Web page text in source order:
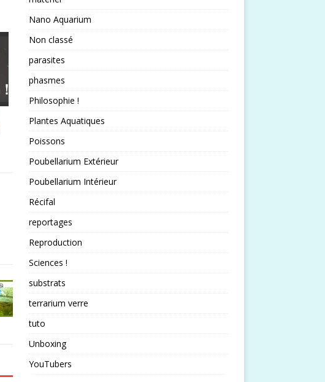
Nano Aquarium
Non classé
parasites
phasmes
Philosophie !
Plantes Aquatiques
Poissons
Poubellarium Extérieur
Poubellarium Intérieur
Récifal
reportages
Reproduction
Sciences !
substrats
terrarium verre
tuto
Unboxing
YouTubers